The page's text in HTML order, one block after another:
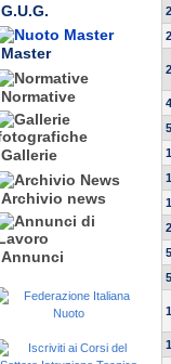
G.U.G.
Master
Normative
Gallerie
Archivio news
Annunci